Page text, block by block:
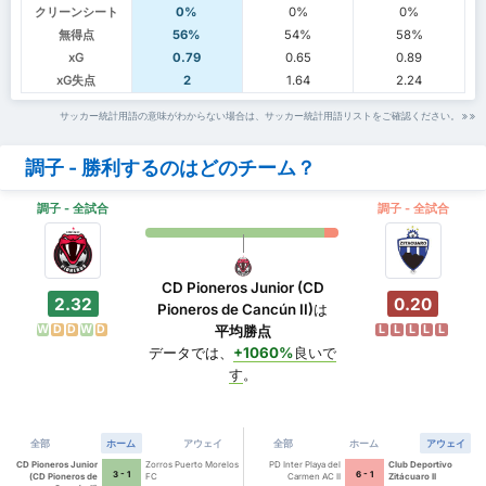
クリーンシート
0% 0%
0%
無得点
56% 54%
58%
xG
0.79 0.65
0.89
xG失点
2 1.64 2.24
サッカー統計用語の意味がわからない場合は、サッカー統計用語リストをご確認ください。
調子 - 勝利するのはどのチーム？
調子 - 全試合 調子 - 全試合
2.32
W D D W D
CD Pioneros Junior (CD
Pioneros de Cancún II)は
平均勝点
データでは、 +1060%良いで
す。
0.20
L L L L L
全部 ホーム アウェイ
CD Pioneros Junior
(CD Pioneros de
3 - 1
Zorros Puerto Morelos
FC
全部 ホーム アウェイ
PD Inter Playa del
Carmen AC II
6 - 1
Club Deportivo
Zitácuaro II